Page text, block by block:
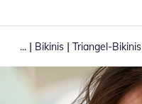
... | Bikinis | Triangel-Bikinis